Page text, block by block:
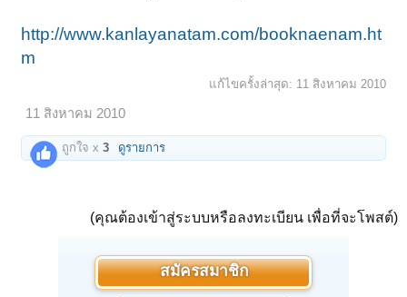
http://www.kanlayanatam.com/booknaenam.ht
m
แก้ไขครั้งล่าสุด: 11 สิงหาคม 2010
11 สิงหาคม 2010
ถูกใจ x3 ดูรายการ
(คุณต้องเข้าสู่ระบบหรือลงทะเบียน เพื่อที่จะโพสต์)
สมัครสมาชิก